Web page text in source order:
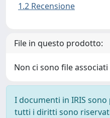
1.2 Recensione
File in questo prodotto:
Non ci sono file
I documenti in IRIS
tutti i diritti sono